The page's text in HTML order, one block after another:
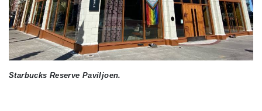
Starbucks Reserve Paviljoen.